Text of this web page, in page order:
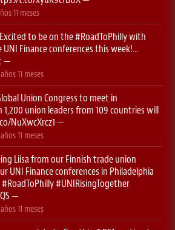
11 meses
to be on the#RoadToPhillywith
Finance conferences this week!…
—
11 meses
Union Congress to meet in
1,200 union leaders from 109 countries will
NuXwcXrcz1 —
11 meses
Liisa from our Finnish trade union
UNI Finance conferences in Philadelphia
#RoadToPhilly#UNIRisingTogether
—
11 meses